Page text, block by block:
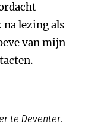
lezing als
van mijn
te Deventer.